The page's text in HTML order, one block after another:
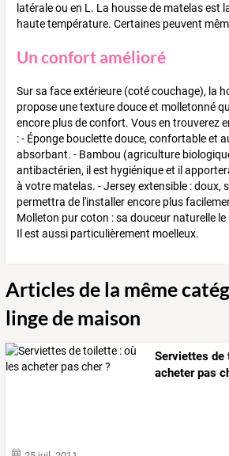
latérale ou en L. La housse de matelas est
haute température. Certaines peuvent
Un confort amélioré
Sur sa face extérieure (coté couchage), la
propose une texture douce et molletonné
encore plus de confort. Vous en trouverez
: - Éponge bouclette douce, confortable et
absorbant. - Bambou (agriculture
antibactérien, il est hygiénique et il
à votre matelas. - Jersey extensible : doux,
permettra de l'installer encore plus
Molleton pur coton : sa douceur naturelle
Il est aussi particulièrement moelleux.
Articles de la même
linge de maison
Serviettes de
acheter pas